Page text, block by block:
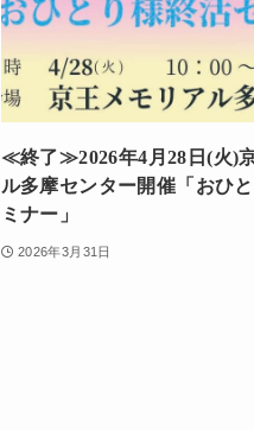
≪終了≫2026年4月28日(火)
ル多摩センター開催「おひ
ミナー」
2026年3月31日